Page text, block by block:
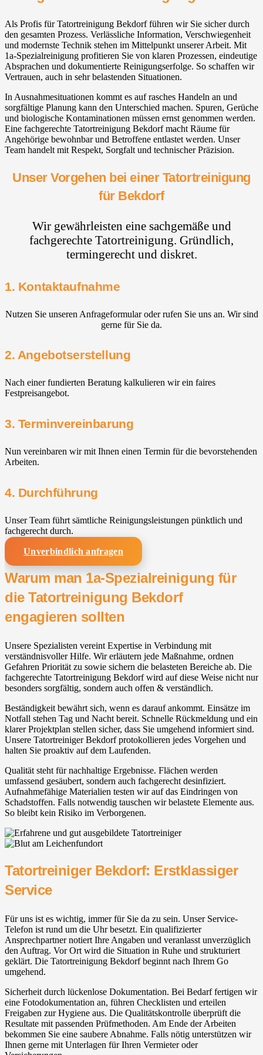
Als Profis für Tatortreinigung Bekdorf führen wir Sie sicher durch
den gesamten Prozess. Verlässliche Information, Verschwiegenheit
und modernste Technik stehen im Mittelpunkt unserer Arbeit. Mit
1a-Spezialreinigung profitieren Sie von klaren Prozessen, eindeutige
Absprachen und dokumentierte Reinigungserfolge. So schaffen wir
Vertrauen, auch in sehr belastenden Situationen.
In Ausnahmesituationen kommt es auf rasches Handeln an und
sorgfältige Planung kann den Unterschied machen. Spuren, Gerüche
und biologische Kontaminationen müssen ernst genommen werden.
Eine fachgerechte Tatortreinigung Bekdorf macht Räume für
Angehörige bewohnbar und Betroffene entlastet werden. Unser
Team handelt mit Respekt, Sorgfalt und technischer Präzision.
Unser Vorgehen bei einer Tatortreinigung
für Bekdorf
Wir gewährleisten eine sachgemäße und
fachgerechte Tatortreinigung. Gründlich,
termingerecht und diskret.
1. Kontaktaufnahme
Nutzen Sie unseren Anfrageformular oder rufen Sie uns an. Wir sind
gerne für Sie da.
2. Angebotserstellung
Nach einer fundierten Beratung kalkulieren wir ein faires
Festpreisangebot.
3. Terminvereinbarung
Nun vereinbaren wir mit Ihnen einen Termin für die bevorstehenden
Arbeiten.
4. Durchführung
Unser Team führt sämtliche Reinigungsleistungen pünktlich und
fachgerecht durch.
Unverbindlich anfragen
Warum man 1a-Spezialreinigung für
die Tatortreinigung Bekdorf
engagieren sollten
Unsere Spezialisten vereint Expertise in Verbindung mit
verständnisvoller Hilfe. Wir erläutern jede Maßnahme, ordnen
Gefahren Priorität zu sowie sichern die belasteten Bereiche ab. Die
fachgerechte Tatortreinigung Bekdorf wird auf diese Weise nicht nur
besonders sorgfältig, sondern auch offen & verständlich.
Beständigkeit bewährt sich, wenn es darauf ankommt. Einsätze im
Notfall stehen Tag und Nacht bereit. Schnelle Rückmeldung und ein
klarer Projektplan stellen sicher, dass Sie umgehend informiert sind.
Unsere Tatortreiniger Bekdorf protokollieren jedes Vorgehen und
halten Sie proaktiv auf dem Laufenden.
Qualität steht für nachhaltige Ergebnisse. Flächen werden
umfassend gesäubert, sondern auch fachgerecht desinfiziert.
Aufnahmefähige Materialien testen wir auf das Eindringen von
Schadstoffen. Falls notwendig tauschen wir belastete Elemente aus.
So bleibt kein Risiko im Verborgenen.
Tatortreiniger Bekdorf: Erstklassiger
Service
Für uns ist es wichtig, immer für Sie da zu sein. Unser Service-
Telefon ist rund um die Uhr besetzt. Ein qualifizierter
Ansprechpartner notiert Ihre Angaben und veranlasst unverzüglich
den Auftrag. Vor Ort wird die Situation in Ruhe und strukturiert
geklärt. Die Tatortreinigung Bekdorf beginnt nach Ihrem Go
umgehend.
Sicherheit durch lückenlose Dokumentation. Bei Bedarf fertigen wir
eine Fotodokumentation an, führen Checklisten und erteilen
Freigaben zur Hygiene aus. Die Qualitätskontrolle überprüft die
Resultate mit passenden Prüfmethoden. Am Ende der Arbeiten
bekommen Sie eine saubere Abnahme. Falls nötig unterstützen wir
Ihnen gerne mit Unterlagen für Ihren Vermieter oder